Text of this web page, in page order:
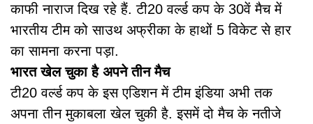
काफी नाराज दिख रहे हैं. टी20 वर्ल्ड कप के 30वें मैच में
भारतीय टीम को साउथ अफ्रीका के हाथों 5 विकेट से हार
का सामना करना पड़ा.
भारत खेल चुका है अपने तीन मैच
टी20 वर्ल्ड कप के इस एडिशन में टीम इंडिया अभी तक
अपना तीन मुकाबला खेल चुकी है. इसमें दो मैच के नतीजे